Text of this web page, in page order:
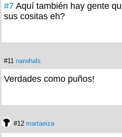
#7 Aquí también hay gente
sus cositas eh?
#11 narwhals
Verdades como puños!
#12 martaeiza